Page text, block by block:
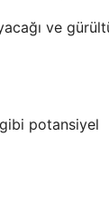
ve
potansiyel